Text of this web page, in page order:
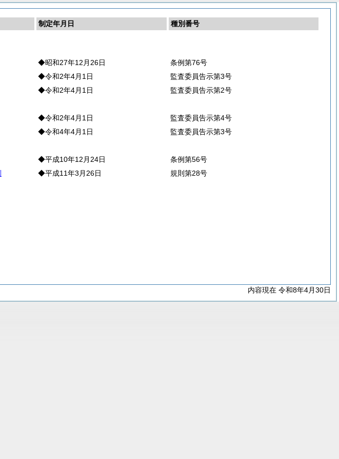
制定年月日
種別番号
◆昭和27年12月26日
条例第76号
◆令和2年4月1日
監査委員告示第3号
◆令和2年4月1日
監査委員告示第2号
◆令和2年4月1日
監査委員告示第4号
◆令和4年4月1日
監査委員告示第3号
◆平成10年12月24日
条例第56号
◆平成11年3月26日 規則第28号
内容現在 令和8年4月30日